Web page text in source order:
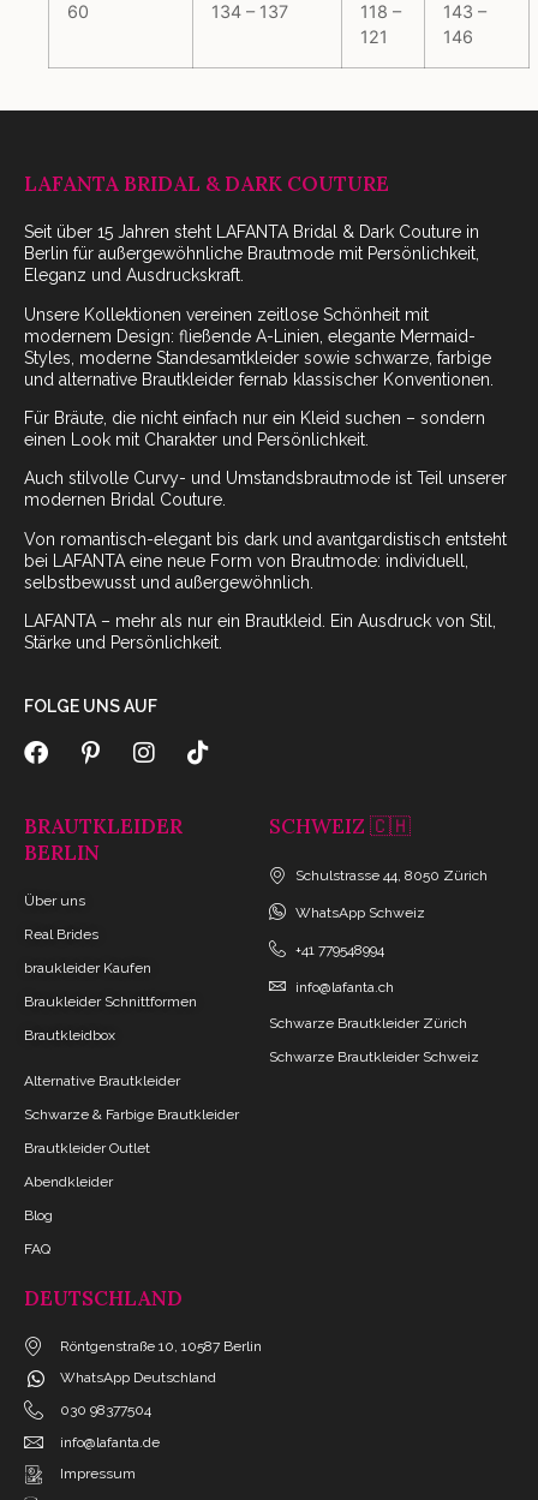
60 134 – 137
118 –
121
143 –
146
LAFANTA BRIDAL & DARK COUTURE
Seit über 15 Jahren steht LAFANTA Bridal & Dark Couture in
Berlin für außergewöhnliche Brautmode mit Persönlichkeit,
Eleganz und Ausdruckskraft.
Unsere Kollektionen vereinen zeitlose Schönheit mit
modernem Design: fließende A-Linien, elegante Mermaid-
Styles, moderne Standesamtkleider sowie schwarze, farbige
und alternative Brautkleider fernab klassischer Konventionen.
Für Bräute, die nicht einfach nur ein Kleid suchen – sondern
einen Look mit Charakter und Persönlichkeit.
Auch stilvolle Curvy- und Umstandsbrautmode ist Teil unserer
modernen Bridal Couture.
Von romantisch-elegant bis dark und avantgardistisch entsteht
bei LAFANTA eine neue Form von Brautmode: individuell,
selbstbewusst und außergewöhnlich.
LAFANTA – mehr als nur ein Brautkleid. Ein Ausdruck von Stil,
Stärke und Persönlichkeit.
FOLGE UNS AUF
BRAUTKLEIDER
BERLIN
Über uns
Real Brides
braukleider Kaufen
Braukleider Schnittformen
Brautkleidbox
Alternative Brautkleider
Schwarze & Farbige Brautkleider
Brautkleider Outlet
Abendkleider
Blog
FAQ
SCHWEIZ 🇨🇭
Schulstrasse 44, 8050 Zürich
WhatsApp Schweiz
+41 779548994
info@lafanta.ch
Schwarze Brautkleider Zürich
Schwarze Brautkleider Schweiz
DEUTSCHLAND
Röntgenstraße 10, 10587 Berlin
WhatsApp Deutschland
030 98377504
info@lafanta.de
Impressum